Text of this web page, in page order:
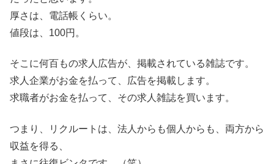
厚さは、電話帳くらい。
値段は、100円。
そこに何百もの求人広告が、掲載されている雑誌です。
求人企業がお金を払って、広告を掲載します。
求職者がお金を払って、その求人雑誌を買います。
つまり、リクルートは、法人からも個人からも、両方から
収益を得る、